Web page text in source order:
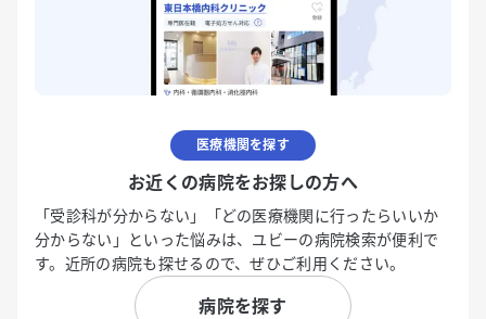
医療機関を探す
お近くの病院をお探しの方へ
「受診科が分からない」「どの医療機関に行ったらいいか
分からない」といった悩みは、ユビーの病院検索が便利で
す。近所の病院も探せるので、ぜひご利用ください。
病院を探す